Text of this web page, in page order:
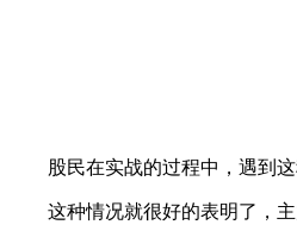
股民在实战的过程中，遇到这
这种情况就很好的表明了，主